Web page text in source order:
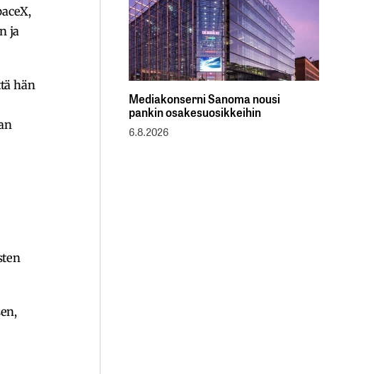
ja
hän
Mediakonserni Sanoma nousi
pankin osakesuosikkeihin
6.8.2026